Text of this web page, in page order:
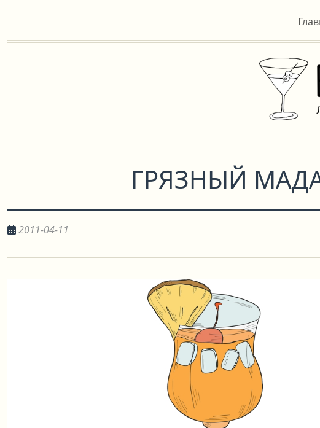
ГРЯЗНЫЙ
2011-04-11